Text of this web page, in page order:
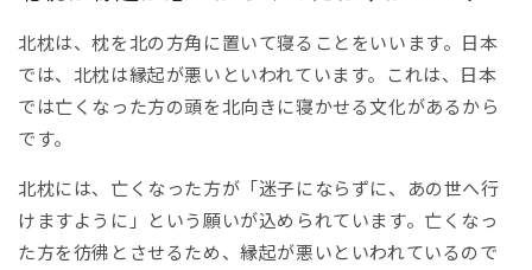
北枕は、枕を北の方角に置いて寝ることをいいます。日本
では、北枕は縁起が悪いといわれています。これは、日本
では亡くなった方の頭を北向きに寝かせる文化があるから
です。
北枕には、亡くなった方が「迷子にならずに、あの世へ行
けますように」という願いが込められています。亡くなっ
た方を彷彿とさせるため、縁起が悪いといわれているので